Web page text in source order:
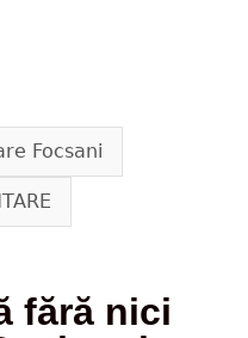
Focsani
fără nici